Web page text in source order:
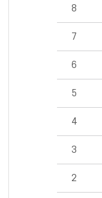
8
7
6
5
4
3
2